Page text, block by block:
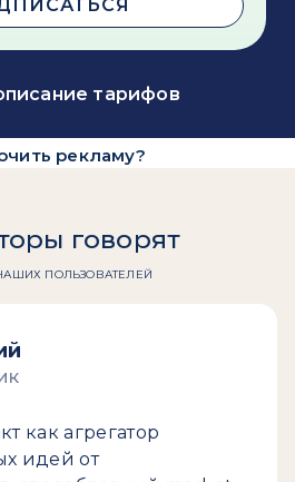
тарифов
рекламу?
говорят
ПОЛЬЗОВАТЕЛЕЙ
как агрегатор
идей от